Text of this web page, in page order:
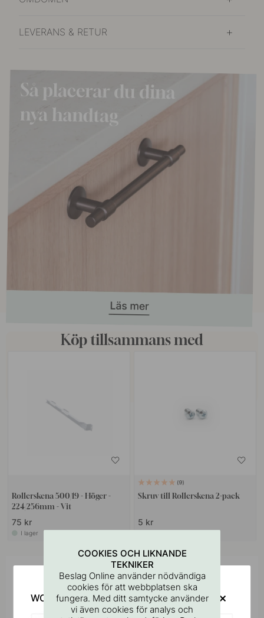
LEVERANS & RETUR
Köp tillsammans med
Rollerskena 500/19 - Höger -
224/256mm - Vit
75 kr
I lager
9
Skruv till Rollerskena 2-pack
5 kr
Inspireras av andra
Tagga dina bilder med #beslagonline &
@beslagonline för att synas här!
COOKIES OCH LIKNANDE
TEKNIKER
Beslag Online använder nödvändiga
cookies för att webbplatsen ska
fungera. Med ditt samtycke använder
vi även cookies för analys och
WOULD YOU RATHER VISIT?